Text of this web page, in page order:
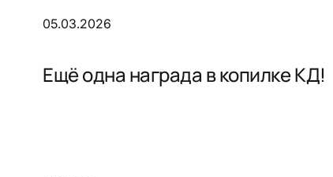
05.03.2026
Ещё одна награда в копилке КД!